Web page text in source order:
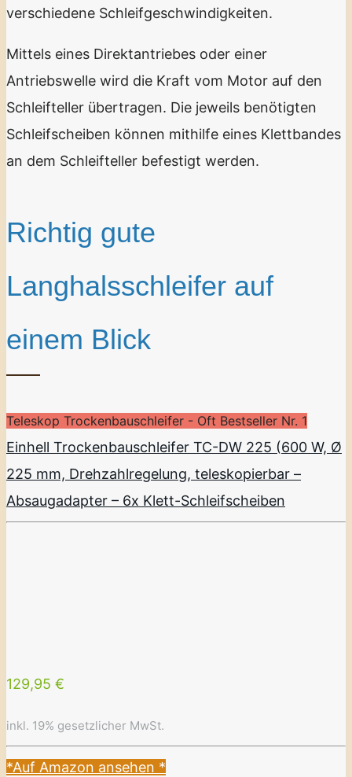
verschiedene Schleifgeschwindigkeiten.
Mittels eines Direktantriebes oder einer
Antriebswelle wird die Kraft vom Motor auf den
Schleifteller übertragen. Die jeweils benötigten
Schleifscheiben können mithilfe eines Klettbandes
an dem Schleifteller befestigt werden.
Richtig gute
Langhalsschleifer auf
einem Blick
Teleskop Trockenbauschleifer - Oft Bestseller Nr. 1
Einhell Trockenbauschleifer TC-DW 225 (600 W, Ø
225 mm, Drehzahlregelung, teleskopierbar –
Absaugadapter – 6x Klett-Schleifscheiben
129,95 €
inkl. 19% gesetzlicher MwSt.
*Auf Amazon ansehen *